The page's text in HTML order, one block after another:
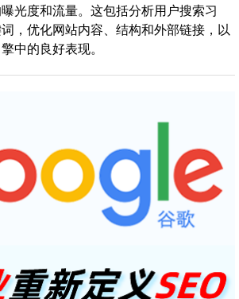
光度和流量。这包括分析用户搜索习
，优化网站内容、结构和外部链接，以
中的良好表现。